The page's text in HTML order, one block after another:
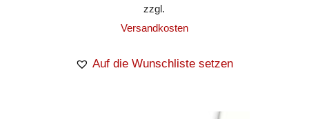
zzgl.
Versandkosten
Auf die Wunschliste setzen